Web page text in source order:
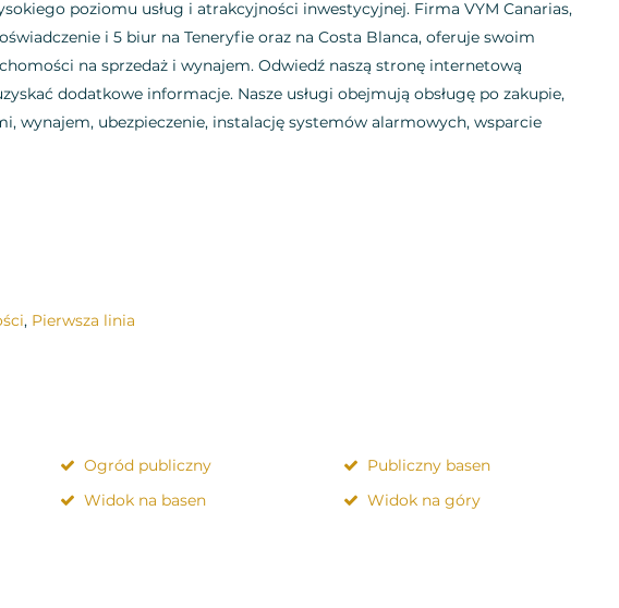
poziomu usług i atrakcyjności inwestycyjnej. Firma VYM Canarias,
i 5 biur na Teneryfie oraz na Costa Blanca, oferuje swoim
na sprzedaż i wynajem. Odwiedź naszą stronę internetową
dodatkowe informacje. Nasze usługi obejmują obsługę po zakupie,
wynajem, ubezpieczenie, instalację systemów alarmowych, wsparcie
, Pierwsza linia
Ogród publiczny
Publiczny basen
Widok na basen
Widok na góry